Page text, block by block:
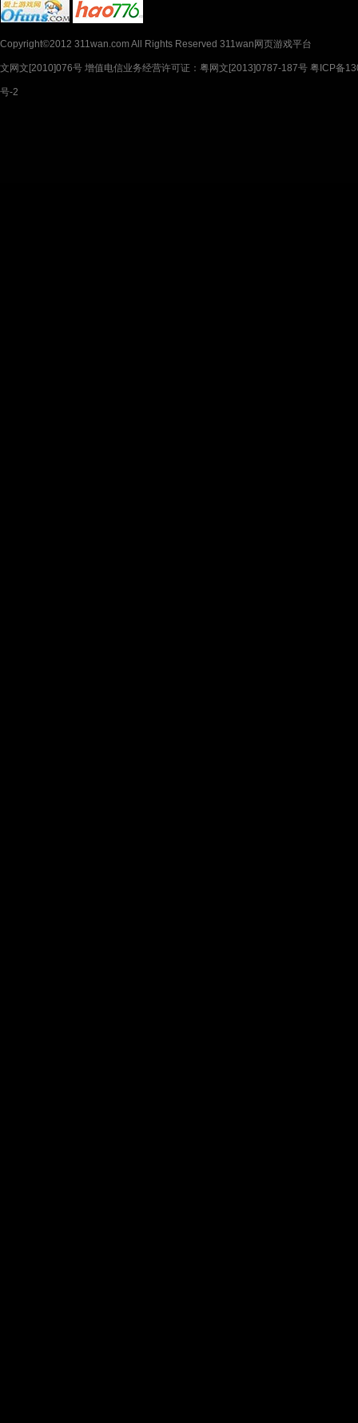
Copyright©2012 311wan.com All Rights Reserved 311wan网页游戏平台
文网文[2010]076号 增值电信业务经营许可证：粤网文[2013]0787-187号 粤ICP备
号-2